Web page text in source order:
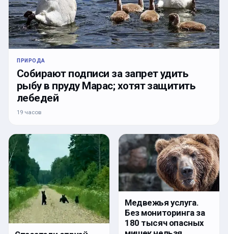
ПРИРОДА
Собирают подписи за запрет удить
рыбу в пруду Марас; хотят защитить
лебедей
19 часов
Медвежья услуга.
Без мониторинга за
180 тысяч опасных